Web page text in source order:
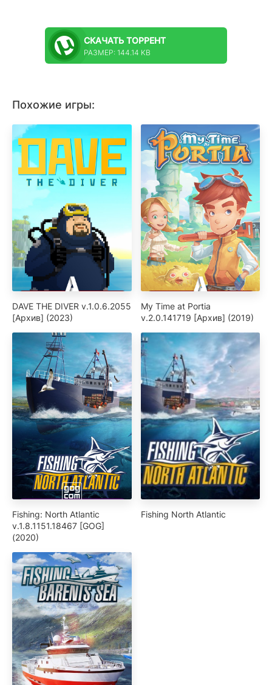
СКАЧАТЬ ТОРРЕНТ
РАЗМЕР: 144.14 KB
Похожие игры:
DAVE THE DIVER v.1.0.6.2055
[Архив] (2023)
My Time at Portia
v.2.0.141719 [Архив] (2019)
Fishing: North Atlantic
v.1.8.1151.18467 [GOG]
(2020)
Fishing North Atlantic